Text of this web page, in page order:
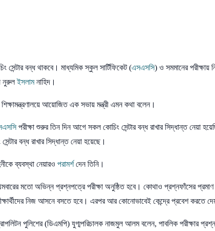
সেন্টার বন্ধ থাকবে। মাধ্যমিক স্কুল সার্টিফিকেট (এসএসসি) ও সমমানের পরীক্ষায়
নুরুলইসলামনাহিদ।
আয়োজিত এক সভায় মন্ত্রী এমন কথা বলেন।
পরীক্ষা শুরুর তিন দিন আগে সকল কোচিং সেন্টার বন্ধ রাখার সিদ্ধান্ত নেয়া
বন্ধ রাখার সিদ্ধান্ত নেয়া হয়েছে।
ব্যবস্থা নেয়ারও পরামর্শদেন তিনি।
মতো অভিন্ন প্রশ্নপত্রে পরীক্ষা অনুষ্ঠিত হবে। কোথাও প্রশ্নফাঁসের প্রমাণ
নিজ আসনে বসতে হবে। এরপর আর কোনোভাবেই কেন্দ্রে প্রবেশ করতে
পুলিশের (ডিএমপি) যুগ্মপরিচালক নাজমুল আলম বলেন, পাবলিক পরীক্ষার